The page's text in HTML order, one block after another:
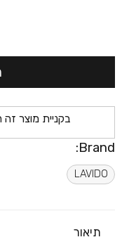
בקניית מוצר זה
Brand:
LAVIDO
תיאור